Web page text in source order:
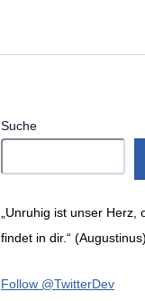
Suche
„Unruhig ist unser Herz,
findet in dir.“ (Augustinus)
Follow @TwitterDev